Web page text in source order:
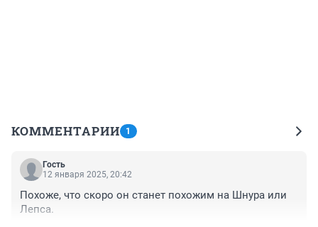
КОММЕНТАРИИ 1
Гость
12 января 2025, 20:42
Похоже, что скоро он станет похожим на Шнура или
Лепса.